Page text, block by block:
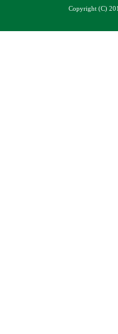
Copyright (C)